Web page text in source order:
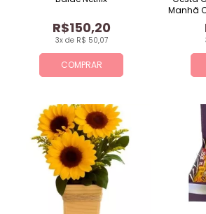
COMPRAR
3x de R$ 50,07
R$150,20
Manhã